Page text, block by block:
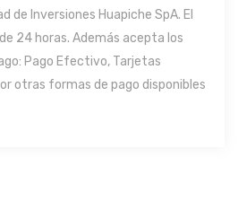
de Inversiones Huapiche SpA. El
24 horas. Además acepta los
Pago Efectivo, Tarjetas
otras formas de pago disponibles